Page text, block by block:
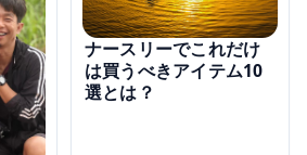
ナースリーでこれだけ
は買うべきアイテム10
選とは？